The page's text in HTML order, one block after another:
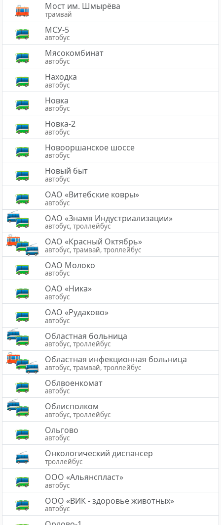
Мост им. Шмырёва
трамвай
МСУ-5
автобус
Мясокомбинат
автобус
Находка
автобус
Новка
автобус
Новка-2
автобус
Новооршанское шоссе
автобус
Новый быт
автобус
ОАО «Витебские ковры»
автобус
ОАО «Знамя Индустриализации»
автобус, троллейбус
ОАО «Красный Октябрь»
автобус, трамвай, троллейбус
ОАО Молоко
автобус
ОАО «Ника»
автобус
ОАО «Рудаково»
автобус
Областная больница
автобус, троллейбус
Областная инфекционная больница
автобус, трамвай, троллейбус
Облвоенкомат
автобус
Облисполком
автобус, троллейбус
Ольгово
автобус
Онкологический диспансер
троллейбус
ООО «Альянспласт»
автобус
ООО «ВИК - здоровье животных»
автобус